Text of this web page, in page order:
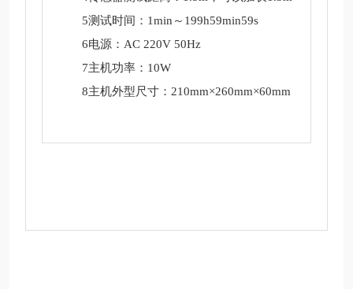
5测试时间：1min～199h59min59s
6电源：AC 220V 50Hz
7主机功率：10W
8主机外型尺寸：210mm×260mm×60mm